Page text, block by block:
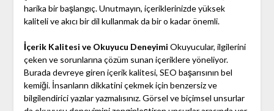
harika bir başlangıç. Unutmayın, içeriklerinizde yüksek
kaliteli ve akıcı bir dil kullanmak da bir o kadar önemli.
İçerik Kalitesi ve Okuyucu Deneyimi Okuyucular, ilgilerini
çeken ve sorunlarına çözüm sunan içeriklere yöneliyor.
Burada devreye giren içerik kalitesi, SEO başarısının bel
kemiği. İnsanların dikkatini çekmek için benzersiz ve
bilgilendirici yazılar yazmalısınız. Görsel ve biçimsel unsurlar